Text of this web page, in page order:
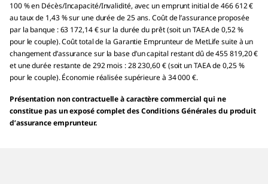
100 % en Décès/Incapacité/Invalidité, avec un emprunt initial de 466 612 €
au taux de 1,43 % sur une durée de 25 ans. Coût de l’assurance proposée
par la banque : 63 172,14 € sur la durée du prêt (soit un TAEA de 0,52 %
pour le couple). Coût total de la Garantie Emprunteur de MetLife suite à un
changement d’assurance sur la base d’un capital restant dû de 455 819,20 €
et une durée restante de 292 mois : 28 230,60 € (soit un TAEA de 0,25 %
pour le couple). Économie réalisée supérieure à 34 000 €.
Présentation non contractuelle à caractère commercial qui ne
constitue pas un exposé complet des Conditions Générales du produit
d’assurance emprunteur.